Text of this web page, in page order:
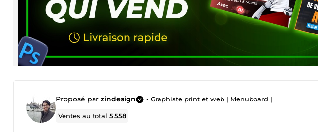
Proposé par zindesign • Graphiste print et web | Menuboard |
Ventes au total5 558